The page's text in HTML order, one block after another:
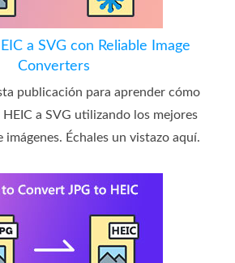
a SVG con Reliable Image
Converters
publicación para aprender cómo
a SVG utilizando los mejores
Échales un vistazo aquí.